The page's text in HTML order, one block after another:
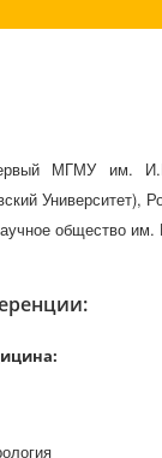
МГМУ им.
Университет),
общество